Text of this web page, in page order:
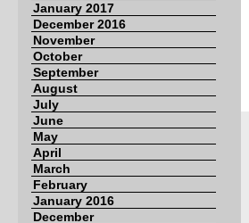
January 2017
December 2016
November
October
September
August
July
June
May
April
March
February
January 2016
December